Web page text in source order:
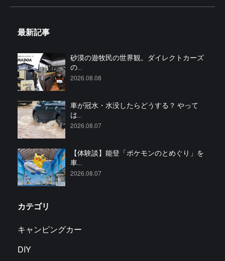
最新記事
砂漠の遊牧民の世界観。ダイレクトカーズ
の...
2026.08.08
車が冠水・水没したらどうする？ やって
は...
2026.08.07
【体験談】能登「ポケモンのとめぐり」を
車...
2026.08.07
カテゴリ
キャンピングカー
DIY